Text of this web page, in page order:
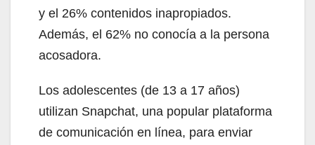
y el 26% contenidos inapropiados.
Además, el 62% no conocía a la persona
acosadora.
Los adolescentes (de 13 a 17 años)
utilizan Snapchat, una popular plataforma
de comunicación en línea, para enviar